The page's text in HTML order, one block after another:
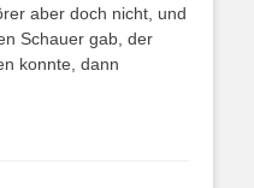
aber doch nicht, und
Schauer gab, der
konnte, dann